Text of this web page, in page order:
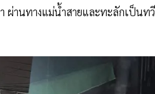
านทางแม่น้ำสายและทะลักเป็นท